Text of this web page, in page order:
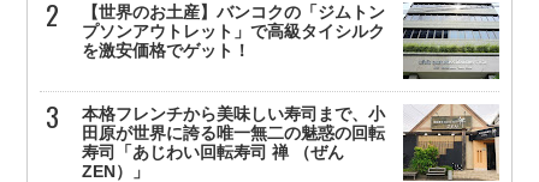
【世界のお土産】バンコクの「ジムトン
プソンアウトレット」で高級タイシルク
を激安価格でゲット！
本格フレンチから美味しい寿司まで、小
田原が世界に誇る唯一無二の魅惑の回転
寿司「あじわい回転寿司 禅 （ぜん
ZEN）」